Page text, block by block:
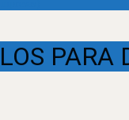
PARA